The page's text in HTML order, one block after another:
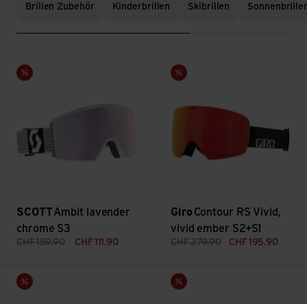
Brillen Zubehör Kinderbrillen Skibrillen
Sale
SCOTTAmbit lavender
chrome S3
CHF159.90 CHF 111.90
Ambit lavender chrome S3 ansehen
Sale
Giro Contour RS Vivid,
vivid ember S2+S1
CHF279.90 CHF 195.90
Contour RS Vivid, vivid ember
Sale
Contour Vivid, vivid ember S2+S1 ansehen
Sale
Axis Vivid, vivid ember S2;+S1